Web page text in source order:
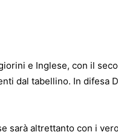
e Inglese, con il
dal tabellino. In difesa
sarà altrettanto con i